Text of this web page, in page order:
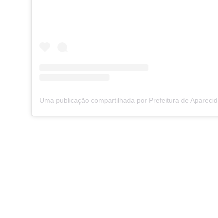
Uma publicação compartilhada por Prefeitura de